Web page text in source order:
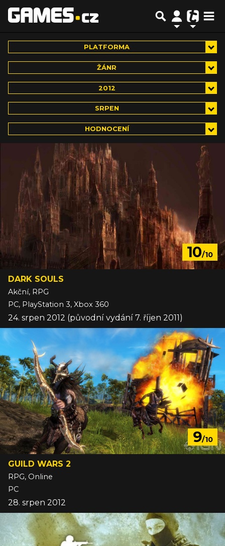
PLATFORMA
ŽÁNR
2012
SRPEN
HODNOCENÍ
10/10
DARK SOULS
Akční, RPG
PC, PlayStation 3, Xbox 360
24. srpen 2012 (původní vydání 7. říjen 2011)
9/10
GUILD WARS 2
RPG, Online
PC
28. srpen 2012